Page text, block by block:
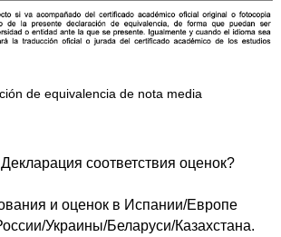
de equivalencia de nota media
соответствия оценок?
и оценок в Испании/Европе
Украины/Беларуси/Казахстана.